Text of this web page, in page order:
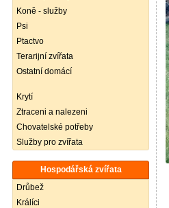
Koně - služby
Psi
Ptactvo
Terarijní zvířata
Ostatní domácí
Krytí
Ztraceni a nalezeni
Chovatelské potřeby
Služby pro zvířata
Hospodářská zvířata
Drůbež
Králíci